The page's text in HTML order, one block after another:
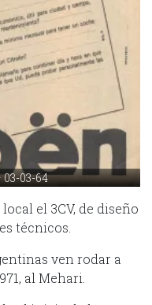
03-64
el 3CV, de diseño
técnicos.
ven rodar a
al Mehari.